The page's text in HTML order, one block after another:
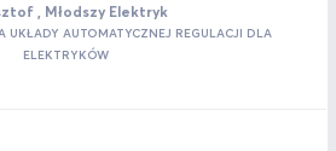
, Młodszy Elektryk
UKŁADY AUTOMATYCZNEJ REGULACJI DLA
ELEKTRYKÓW